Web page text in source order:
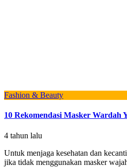
Fashion & Beauty
10 Rekomendasi Masker Wardah
4 tahun lalu
Untuk menjaga kesehatan dan
jika tidak menggunakan masker